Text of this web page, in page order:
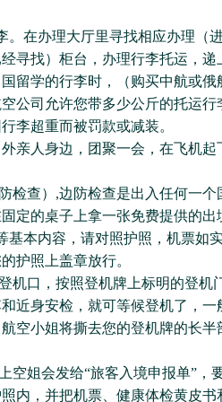
在办理大厅里寻找相应办理（
寻找）柜台，办理行李托运，递
留学的行李时，（购买中航或俄
公司允许您带多少公斤的托运行
李超重而被罚款或减装。
人身边，团聚一会，在飞机起
查）,边防检查是出入任何一个
定的桌子上拿一张免费提供的出
基本内容，请对照护照，机票如
护照上盖章放行。
口，按照登机牌上标明的登机
近身安检，就可等候登机了，一
空小姐将撕去您的登机牌的长半
姐会发给“旅客入境申报单”，
内，并把机票、健康体检黄皮书